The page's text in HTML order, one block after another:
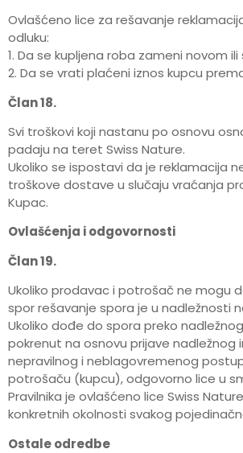
Ovlašćeno lice za rešavanje
odluku:
1. Da se kupljena roba zameni novom ili
2. Da se vrati plaćeni iznos kupcu
Član 18.
Svi troškovi koji nastanu po osnovu
padaju na teret Swiss Nature.
Ukoliko se ispostavi da je reklamacija
troškove dostave u slučaju vraćanja
Kupac.
Ovlašćenja i odgovornosti
Član 19.
Ukoliko prodavac i potrošač ne mogu
spor rešavanje spora je u nadležnosti
Ukoliko dođe do spora preko
pokrenut na osnovu prijave nadležnog
nepravilnog i neblagovremenog
potrošaču (kupcu), odgovorno lice u
Pravilnika je ovlašćeno lice Swiss
konkretnih okolnosti svakog
Ostale odredbe